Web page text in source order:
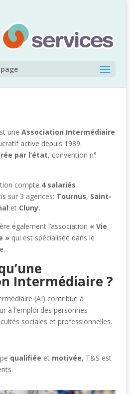
une Association Intermédiaire
active depuis 1989.
par l’état, convention n°
compte 4 salariés
sur 3 agences: Tournus, Saint-
et Cluny.
également l’association « Vie
»qui est spécialisée dans le
Intermédiaire ?
(AI) contribue à
à l’emploi des personnes
sociales et professionnelles.
qualifiée et motivée, T&S est